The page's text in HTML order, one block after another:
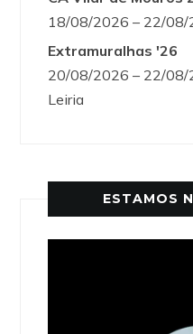
18/08/2026 – 22/08/
Extramuralhas '26
20/08/2026 – 22/08/
Leiria
ESTAMOS